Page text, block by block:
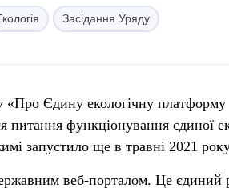
Засідання Уряду
«Про Єдину екологічну платформу
питання функціонування єдиної
запустило ще в травні 2021
веб-порталом. Це єдиний